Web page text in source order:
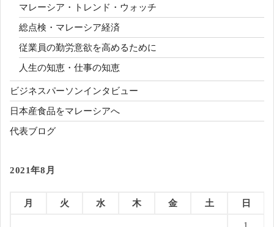
マレーシア・トレンド・ウォッチ
総点検・マレーシア経済
従業員の勤労意欲を高めるために
人生の知恵・仕事の知恵
ビジネスパーソンインタビュー
日本産食品をマレーシアへ
代表ブログ
2021年8月
月 火 水 木 金 土 日